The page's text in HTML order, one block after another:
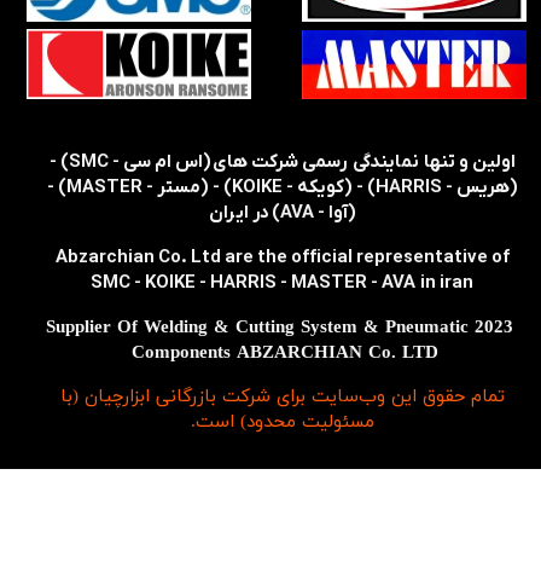
تمام حقوق اين وب‌سايت برای شرکت بازرگانی ابزارچیان (با
مسئولیت محدود) است.
2023 Supplier Of Welding & Cutting System & Pneumatic
Components ABZARCHIAN Co. LTD
​​اولین و تنها نمایندگی رسمی شرکت های (اس ام سی - SMC) -
(هریس - HARRIS) - (کویکه - KOIKE) - (مستر - MASTER) -
(آوا - AVA) در ایران
Abzarchian Co. Ltd are the official representative of
SMC - KOIKE - HARRIS - MASTER - AVA in iran